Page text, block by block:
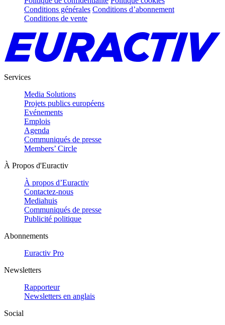
Conditions générales Conditions d’abonnement
Conditions de vente
Services
Media Solutions
Projets publics européens
Evénements
Emplois
Agenda
Communiqués de presse
Members’ Circle
À Propos d'Euractiv
À propos d’Euractiv
Contactez-nous
Mediahuis
Communiqués de presse
Publicité politique
Abonnements
Euractiv Pro
Newsletters
Rapporteur
Newsletters en anglais
Social